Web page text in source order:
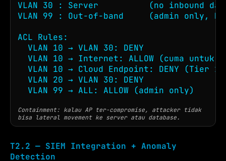
VLAN 30 : Server          (no inbound dari
VLAN 99 : Out-of-band     (admin only,
ACL Rules:
  VLAN 10 → VLAN 30: DENY
VLAN 10 → Internet: ALLOW (cuma untuk
  VLAN 10 → Cloud Endpoint: DENY (Tier 1)
  VLAN 20 → VLAN 30: DENY
  VLAN 99 → ALL: ALLOW (admin only)
Containment: kalau AP ter-compromise, attacker tidak
bisa lateral movement ke server atau database.
T2.2 — SIEM Integration + Anomaly
Detection